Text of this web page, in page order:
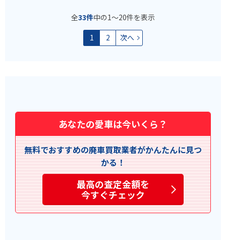
全33件中の1〜20件を表示
1
2 次へ
あなたの愛車は今いくら？
無料でおすすめの廃車買取業者がかんたんに見つ
かる！
最高の査定金額を
今すぐチェック